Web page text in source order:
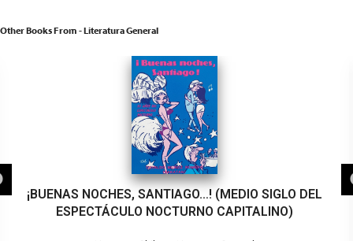
Other Books From - Literatura General
¡BUENAS NOCHES, SANTIAGO…! (MEDIO SIGLO DEL
ESPECTÁCULO NOCTURNO CAPITALINO)